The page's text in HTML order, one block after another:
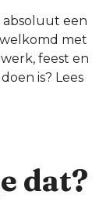
absoluut een
met
feest en
is? Lees
dat?